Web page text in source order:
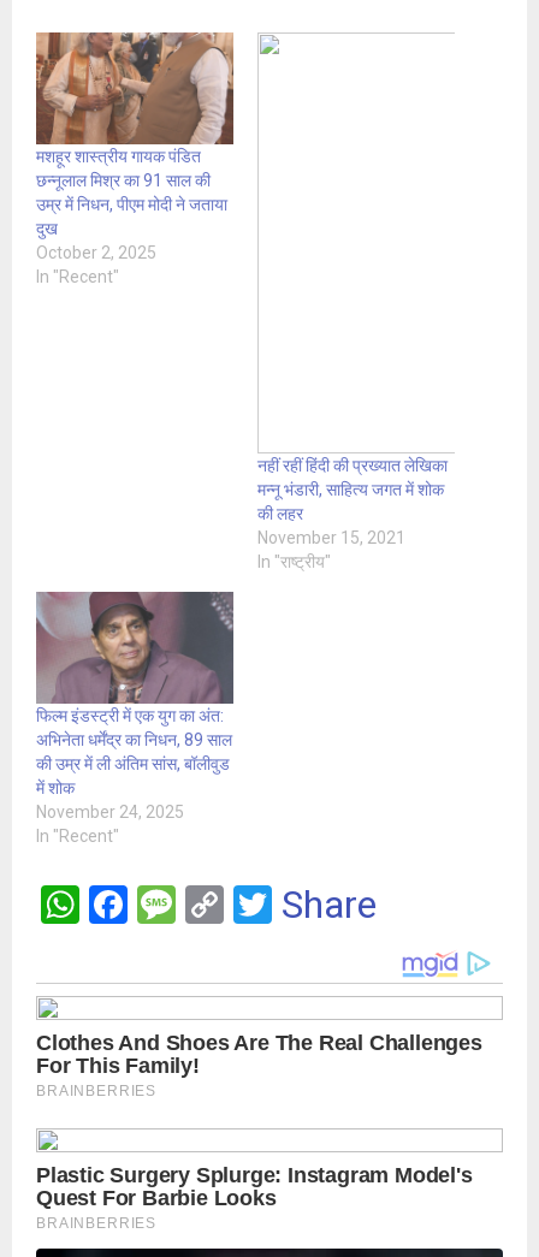
मशहूर शास्त्रीय गायक पंडित
छन्नूलाल मिश्र का 91 साल की
उम्र में निधन, पीएम मोदी ने जताया
दुख
October 2, 2025
In "Recent"
नहीं रहीं हिंदी की प्रख्यात लेखिका
मन्नू भंडारी, साहित्य जगत में शोक
की लहर
November 15, 2021
In "राष्ट्रीय"
फिल्म इंडस्ट्री में एक युग का अंत:
अभिनेता धर्मेंद्र का निधन, 89 साल
की उम्र में ली अंतिम सांस, बॉलीवुड
में शोक
November 24, 2025
In "Recent"
W
at
s
A
p
p
F
ce
b
o
o
k
M
s
a
g
C
py
Li
n
T
tt
er
Share